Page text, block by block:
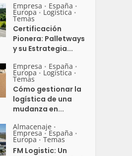
Empresa • España •
Europa • Logistica •
Temas
Certificación
Pionera: Palletways
y su Estrategia...
Empresa • España •
Europa • Logistica •
Temas
Cómo gestionar la
logística de una
mudanza en...
Almacenaje •
Empresa • España •
Europa • Temas
FM Logistic: Un